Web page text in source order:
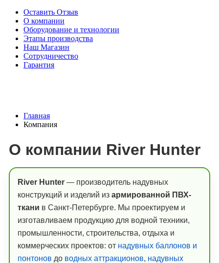
Оставить Отзыв
О компании
Оборудование и технологии
Этапы производства
Наш Магазин
Сотрудничество
Гарантия
Главная
Компания
О компании River Hunter
River Hunter — производитель надувных
конструкций и изделий из армированной ПВХ-
ткани в Санкт-Петербурге. Мы проектируем и
изготавливаем продукцию для водной техники,
промышленности, строительства, отдыха и
коммерческих проектов: от надувных баллонов и
понтонов до водных аттракционов, надувных